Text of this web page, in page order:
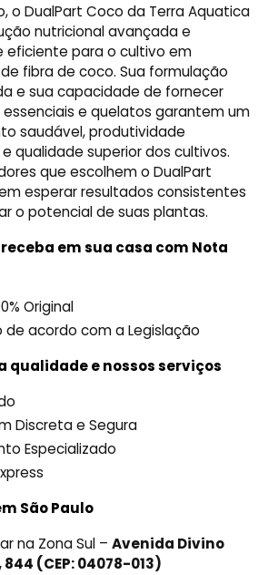
o DualPart Coco da Terra Aquatica
nutricional avançada e
eficiente para o cultivo em
fibra de coco. Sua formulação
e sua capacidade de fornecer
e quelatos garantem um
saudável, produtividade
qualidade superior dos cultivos.
que escolhem o DualPart
esperar resultados consistentes
o potencial de suas plantas.
em sua casa com Nota
Original
acordo com a Legislação
qualidade e nossos serviços
Discreta e Segura
Especializado
São Paulo
na Zona Sul –Avenida Divino
(CEP: 04078-013)